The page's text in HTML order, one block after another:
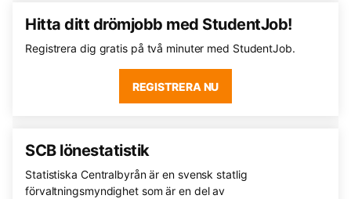
Hitta ditt drömjobb med StudentJob!
Registrera dig gratis på två minuter med StudentJob.
REGISTRERA NU
SCB lönestatistik
Statistiska Centralbyrån är en svensk statlig
förvaltningsmyndighet som är en del av